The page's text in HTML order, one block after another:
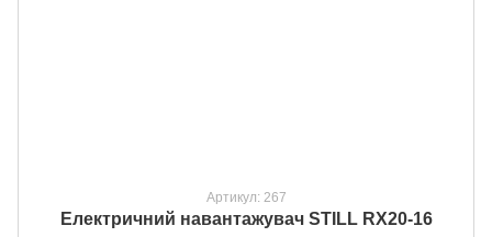
Артикул: 267
Електричний навантажувач STILL RX20-16